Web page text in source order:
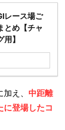
レース場ご
とめ【チャ
】
え、 中距離
に登場したコ